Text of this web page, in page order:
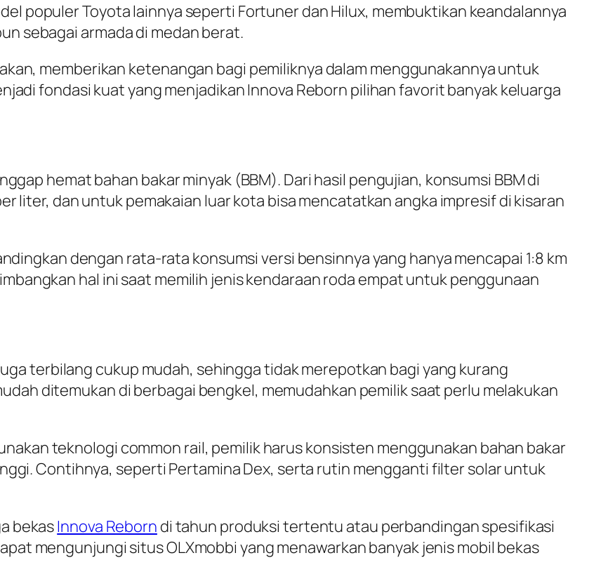
populer Toyota lainnya seperti Fortuner dan Hilux, membuktikan keandalannya
sebagai armada di medan berat.
memberikan ketenangan bagi pemiliknya dalam menggunakannya untuk
fondasi kuat yang menjadikan Innova Reborn pilihan favorit banyak keluarga
hemat bahan bakar minyak (BBM). Dari hasil pengujian, konsumsi BBM di
liter, dan untuk pemakaian luar kota bisa mencatatkan angka impresif di kisaran
dengan rata-rata konsumsi versi bensinnya yang hanya mencapai 1:8 km
hal ini saat memilih jenis kendaraan roda empat untuk penggunaan
terbilang cukup mudah, sehingga tidak merepotkan bagi yang kurang
ditemukan di berbagai bengkel, memudahkan pemilik saat perlu melakukan
teknologi common rail, pemilik harus konsisten menggunakan bahan bakar
Contihnya, seperti Pertamina Dex, serta rutin mengganti filter solar untuk
bekasInnova Reborn di tahun produksi tertentu atau perbandingan spesifikasi
mengunjungi situs OLXmobbi yang menawarkan banyak jenis mobil bekas